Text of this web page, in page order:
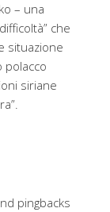
– una
che
situazione
polacco
siriane
pingbacks